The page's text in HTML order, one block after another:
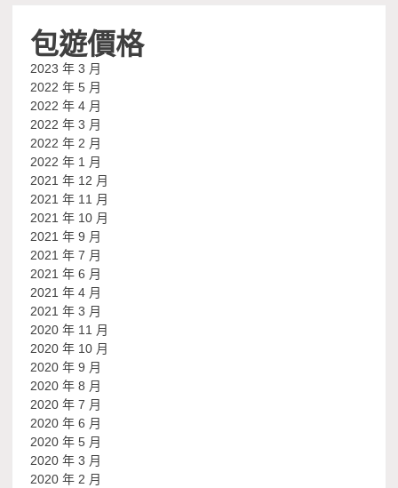
包遊價格
2023 年 3 月
2022 年 5 月
2022 年 4 月
2022 年 3 月
2022 年 2 月
2022 年 1 月
2021 年 12 月
2021 年 11 月
2021 年 10 月
2021 年 9 月
2021 年 7 月
2021 年 6 月
2021 年 4 月
2021 年 3 月
2020 年 11 月
2020 年 10 月
2020 年 9 月
2020 年 8 月
2020 年 7 月
2020 年 6 月
2020 年 5 月
2020 年 3 月
2020 年 2 月